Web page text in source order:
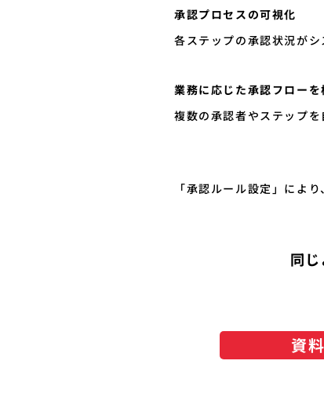
承認プロセスの可視化
各ステップの承認状況が
業務に応じた承認フローを
複数の承認者やステップ
「承認ルール設定」によ
同
資